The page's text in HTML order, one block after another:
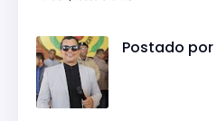
Postado por